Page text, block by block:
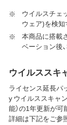
ウイルスチェ
ウェア)を検知
本商品に搭載
ベーション後
ウイルススキ
ライセンス延長パ
y ウイルススキャ
能）の1年更新が可
詳細は下記をご参